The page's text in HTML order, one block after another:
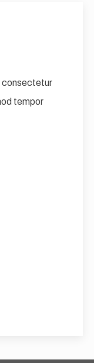
consectetur
tempor